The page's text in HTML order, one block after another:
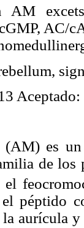
AM
AC/
(AM) es
de
péptido
aurícula